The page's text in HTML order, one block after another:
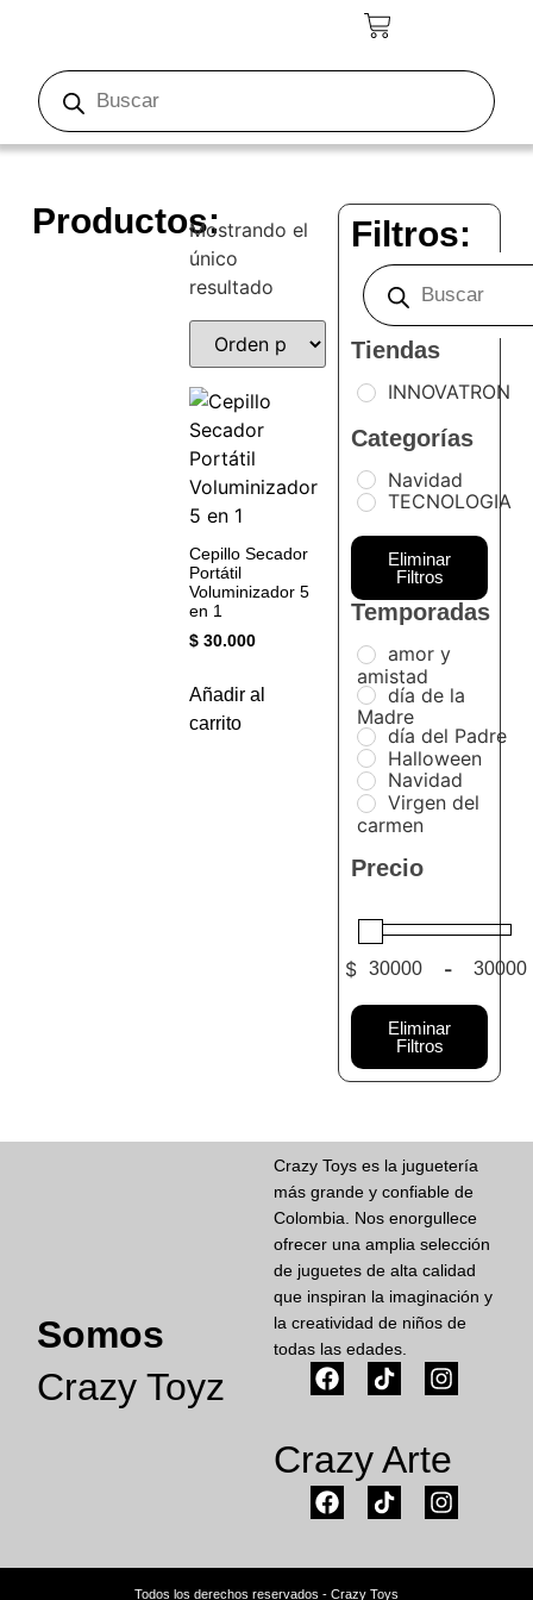
Productos:Mostrando el
único
resultado
Cepillo Secador
Portátil
Voluminizador 5
en 1
$30.000
Añadir al
carrito
Filtros:
Tiendas
INNOVATRON
Categorías
Navidad
TECNOLOGIA
Eliminar
Filtros
Temporadas
amor y
amistad
día de la
Madre
día del Padre
Halloween
Navidad
Virgen del
carmen
Precio
$ Minimum
-
Eliminar
Filtros
Somos
Crazy Toyz
Crazy Toys es la juguetería
más grande y confiable de
Colombia. Nos enorgullece
ofrecer una amplia selección
de juguetes de alta calidad
que inspiran la imaginación y
la creatividad de niños de
todas las edades.
Crazy Arte
Todos los derechos reservados - Crazy Toys